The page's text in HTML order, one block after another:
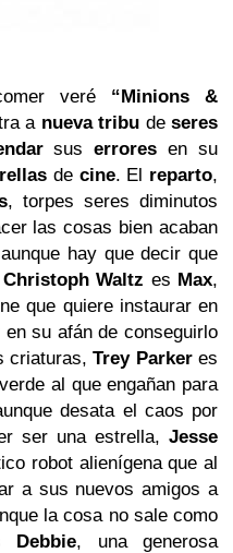
veré “Minions &
a nueva tribu de seres
suserrores en su
de cine. El reparto,
, torpes seres diminutos
las cosas bien acaban
hay que decir que
Christoph Waltz es Max,
que quiere instaurar en
su afán de conseguirlo
criaturas,Trey Parkeres
al que engañan para
desata el caos por
ser una estrella, Jesse
robot alienígena que al
a sus nuevos amigos a
la cosa no sale como
Debbie, una generosa